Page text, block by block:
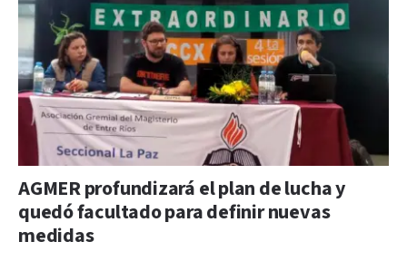
AGMER profundizará el plan de lucha y
quedó facultado para definir nuevas
medidas